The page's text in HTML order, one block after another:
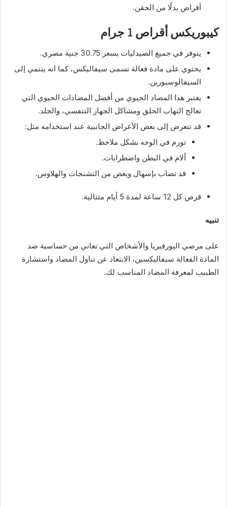
أقراض بدلًا من الحقن.
كيبوريكس أقراص 1 جرام
يتوفر في جميع الصيدليات بسعر 30.75 جنية مصري.
يحتوي على مادة فعالة تسمى سيفاليكس، كما انه ينتمي إلى
السيفالوسبورين.
يعتبر هذا المضاد الحيوي من أفضل المضادات الحيوي التي
تعالج التهاب الحلق ومشاكل الجهاز التنفسي، والجلد.
قد تتعرض إلى بعض الأعراض الجانبية عند استخدامه مثل:
تورم في الوجه بشكل ملاحظ.
ألام في البطن واضطرابات.
قد تصاب بإسهال وبعض من التشنجات والهلاوس.
قرص كل 12 ساعة لمدة 5 أيام متتالية.
تنبيه
على مرضي اليورفيريا والأشخاص التي تعاني من حساسية ضد
المادة الفعالة سيفاليكسين، الابتعاد عن تناول المضاد واستشارة
الطبيب لمعرفة المضاد المناسب لك.